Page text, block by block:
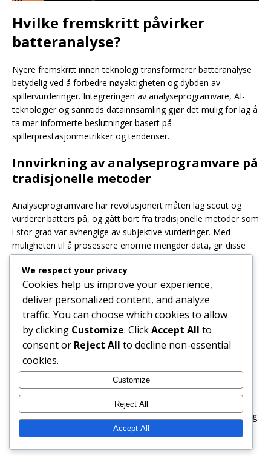
Hvilke fremskritt påvirker
batteranalyse?
Nyere fremskritt innen teknologi transformerer batteranalyse
betydelig ved å forbedre nøyaktigheten og dybden av
spillervurderinger. Integreringen av analyseprogramvare, AI-
teknologier og sanntids datainnsamling gjør det mulig for lag å
ta mer informerte beslutninger basert på
spillerprestasjonmetrikker og tendenser.
Innvirkning av analyseprogramvare på
tradisjonelle metoder
Analyseprogramvare har revolusjonert måten lag scout og
vurderer batters på, og gått bort fra tradisjonelle metoder som
i stor grad var avhengige av subjektive vurderinger. Med
muligheten til å prosessere enorme mengder data, gir disse
verktøyene innsikter i spillerprestasjoner som tidligere var
uoppnåelige.
For eksempel kan programvare analysere svingmekanikk,
pitchgjenkjenning og kontaktkvalitet, noe som gjør det mulig
for lag å identifisere styrker og svakheter med presisjon.
Denne datadrevne tilnærmingen hjelper trenere med å
skreddersy treningsregimer til individuelle spillere, noe som
forbedrer utviklingen deres.
I tillegg gjør visualiseringsmulighetene til moderne
analyseprogramvare det lettere å kommunisere funn. Trenere
og spillere kan enkelt tolke komplekse data gjennom grafer og
diagrammer, noe som gjør det lettere å forstå
We respect your privacy
Cookies help us improve your experience,
deliver personalized content, and analyze
traffic. You can choose which cookies to allow
by clicking Customize. ClickAccept All to
consent or Reject All to decline non-essential
cookies.
Customize
Reject All
Accept All